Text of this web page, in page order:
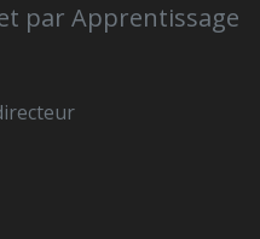
par Apprentissage